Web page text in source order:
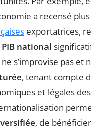
a recensé
exportatrices,
national
s’improvise pas et
, tenant compte
et légales
, de